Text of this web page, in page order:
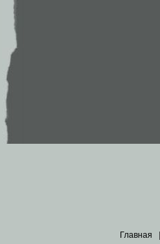
Главная